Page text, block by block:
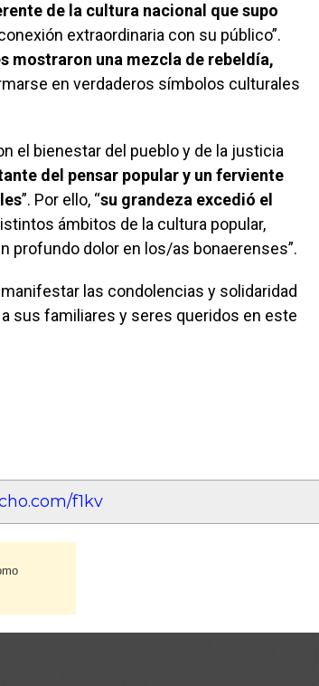
de la cultura nacional que supo
extraordinaria con su público”.
mostraron una mezcla de rebeldía,
en verdaderos símbolos culturales
el bienestar del pueblo y de la justicia
del pensar popular y un ferviente
”. Por ello, “su grandeza excedió el
ámbitos de la cultura popular,
profundo dolor en los/as bonaerenses”.
las condolencias y solidaridad
sus familiares y seres queridos en este
f1kv